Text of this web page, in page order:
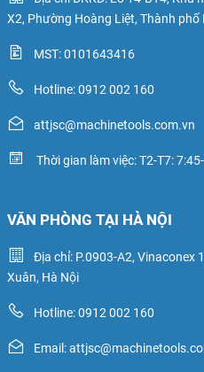
X2, Phường Hoàng Liệt, Thành phố
MST: 0101643416
Hotline: 0912 002 160
attjsc@machinetools.com.vn
Thời gian làm việc: T2-T7:
VĂN PHÒNG TẠI HÀ NỘI
Địa chỉ: P.0903-A2, Vinaconex
Xuân, Hà Nội
Hotline: 0912 002 160
Email: